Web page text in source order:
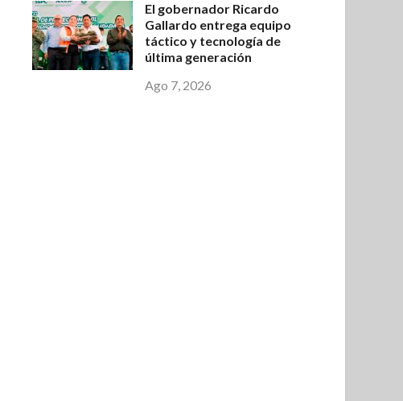
El gobernador Ricardo
Gallardo entrega equipo
táctico y tecnología de
última generación
Ago 7, 2026